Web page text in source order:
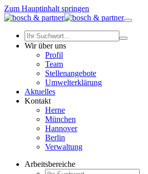
Zum Hauptinhalt springen
Wir über uns
Profil
Team
Stellenangebote
Umwelterklärung
Aktuelles
Kontakt
Herne
München
Hannover
Berlin
Verwaltung
Arbeitsbereiche